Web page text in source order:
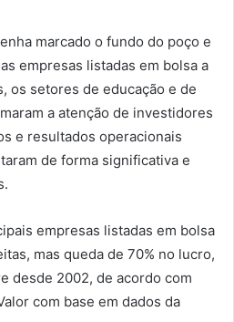
marcado o fundo do poço e
empresas listadas em bolsa a
os setores de educação e de
a atenção de investidores
e resultados operacionais
de forma significativa e
empresas listadas em bolsa
mas queda de 70% no lucro,
desde 2002, de acordo com
com base em dados da